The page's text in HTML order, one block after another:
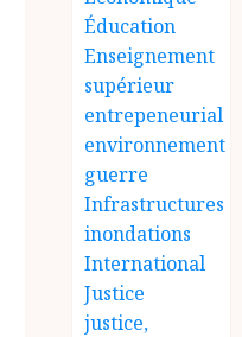
Éducation
Enseignement
supérieur
entrepeneurial
environnement
guerre
Infrastructures
inondations
International
Justice
justice,